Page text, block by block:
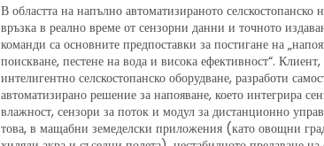
В областта на напълно автоматизираното селскостопанско
връзка в реално време от сензорни данни и точното
команди са основните предпоставки за постигане на
поискване, пестене на вода и висока ефективност“.
интелигентно селскостопанско оборудване, разработи
автоматизирано решение за напояване, което интегрира
влажност, сензори за поток и модул за дистанционно
това, в мащабни земеделски приложения (като овощни